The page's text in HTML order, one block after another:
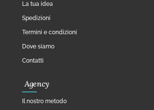
La tua idea
Spedizioni
Termini e condizioni
Dove siamo
Contatti
Agency
Il nostro metodo